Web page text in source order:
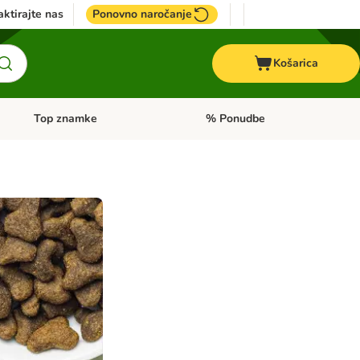
nas Ponovno naročanje
Košarica
Odprite meni kategorij: Dietna hrana
Top znamke Odprite meni kategorij: Top
% Ponudbe